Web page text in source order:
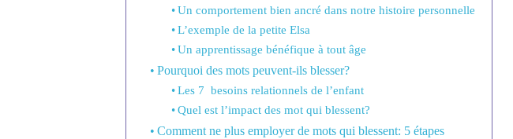
Un comportement bien ancré dans notre histoire personnelle
L’exemple de la petite Elsa
Un apprentissage bénéfique à tout âge
Pourquoi des mots peuvent-ils blesser?
Les 7 besoins relationnels de l’enfant
Quel est l’impact des mot qui blessent?
Comment ne plus employer de mots qui blessent: 5 étapes